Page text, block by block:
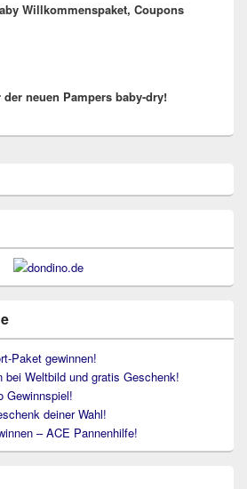
Willkommenspaket, Coupons
neuen Pampers baby-dry!
Paket gewinnen!
bei Weltbild und gratis Geschenk!
Gewinnspiel!
deiner Wahl!
– ACE Pannenhilfe!